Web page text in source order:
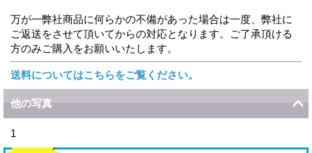
万が一弊社商品に何らかの不備があった場合は一度、弊社に
ご返送をさせて頂いてからの対応となります。ご了承頂ける
方のみご購入をお願いいたします。
送料についてはこちらをご覧ください。
他の写真
1